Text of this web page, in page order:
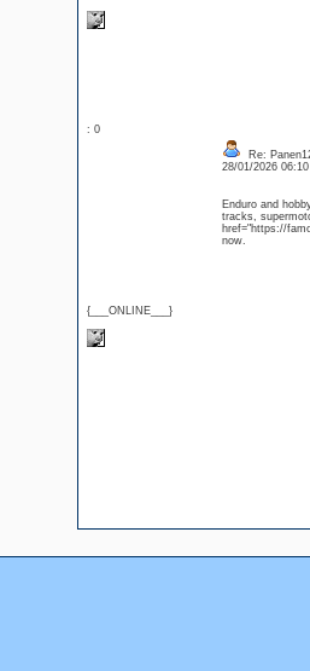
: 0
{___ONLINE___}
Re:
28/01/2026
Enduro and
tracks,
href="https://
now.